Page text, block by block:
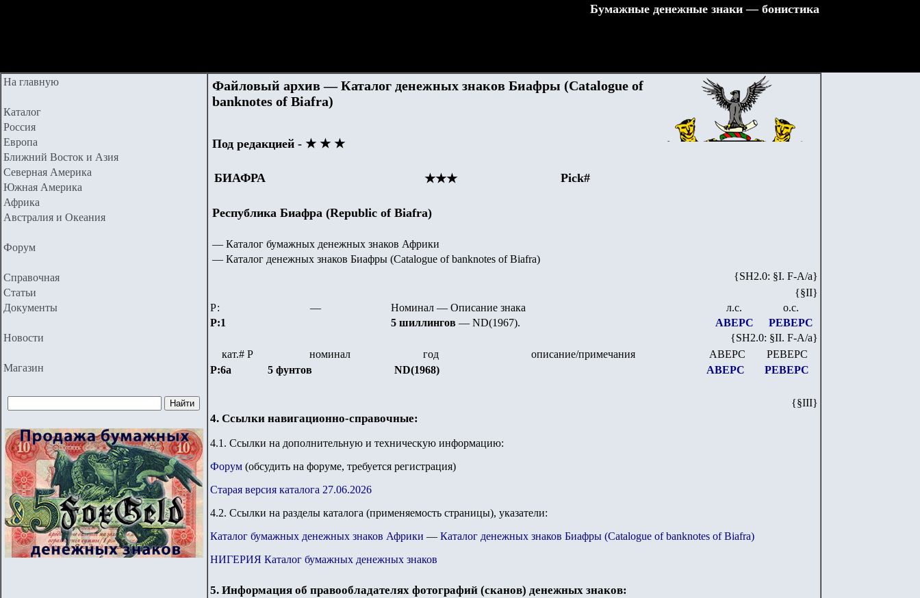
Бумажные денежные знаки — бонистика
На главную
Каталог
Россия
Европа
Ближний Восток и Азия
Северная Америка
Южная Америка
Африка
Австралия и Океания
Форум
Справочная
Статьи
Документы
Новости
Магазин
Файловый архив — Каталог денежных знаков Биафры (Catalogue of
banknotes of Biafra)
Под редакцией - ★ ★ ★
БИАФРА ★★★ Pick#
Республика Биафра (Republic of Biafra)
— Каталог бумажных денежных знаков Африки
— Каталог денежных знаков Биафры (Catalogue of banknotes of Biafra)
{SH2.0: §I. F-А/а}
{§II}
Р:
— Номинал — Описание знака л.с.
о.с.
P:1
5 шиллингов — ND(1967). АВЕРС
РЕВЕРС
{SH2.0: §II. F-A/a}
кат.# Р
номинал год описание/примечания АВЕРС
РЕВЕРС
P:6a
5 фунтов ND(1968) АВЕРС РЕВЕРС
{§III}
4. Ссылки навигационно-справочные:
4.1. Ссылки на дополнительную и техническую информацию:
Форум (обсудить на форуме, требуется регистрация)
Старая версия каталога 27.06.2026
4.2. Ссылки на разделы каталога (применяемость страницы), указатели:
Каталог бумажных денежных знаков Африки — Каталог денежных знаков Биафры (Catalogue of banknotes of Biafra)
НИГЕРИЯ Каталог бумажных денежных знаков
5. Информация об правообладателях фотографий (сканов) денежных знаков: